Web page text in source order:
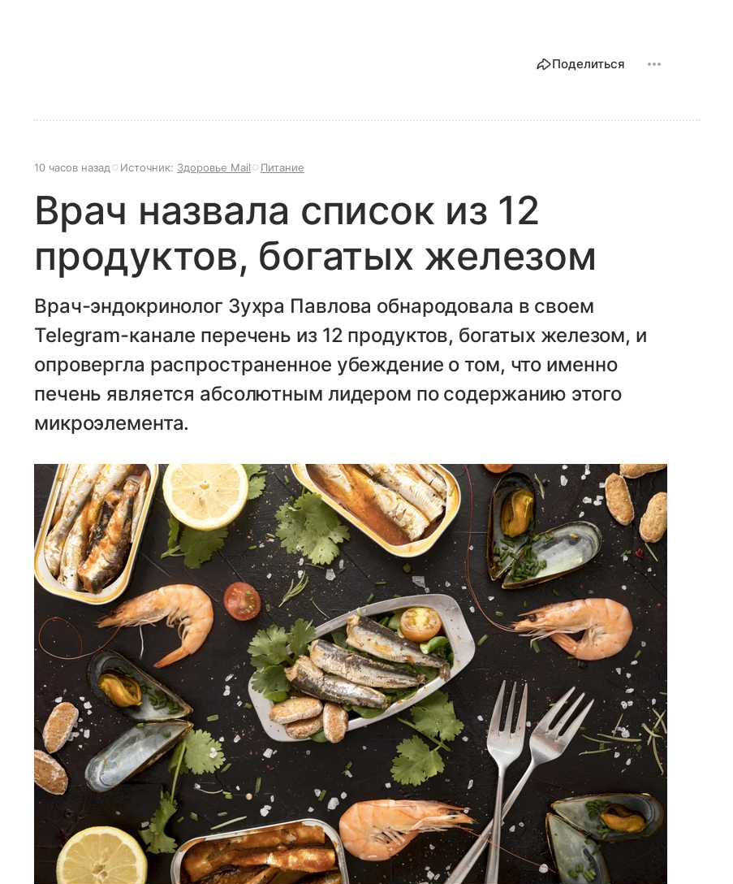
Поделиться
10 часов назад Источник: Здоровье Mail Питание
Врач назвала список из 12
продуктов, богатых железом
Врач-эндокринолог Зухра Павлова обнародовала в своем
Telegram-канале перечень из 12 продуктов, богатых железом, и
опровергла распространенное убеждение о том, что именно
печень является абсолютным лидером по содержанию этого
микроэлемента.